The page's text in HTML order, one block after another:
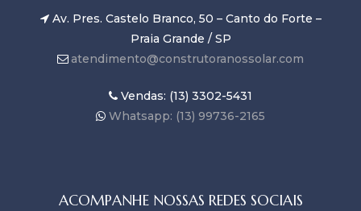
Av. Pres. Castelo Branco, 50 – Canto do Forte –
Praia Grande / SP
atendimento@construtoranossolar.com
Vendas: (13) 3302-5431
Whatsapp: (13) 99736-2165
ACOMPANHE NOSSAS REDES SOCIAIS